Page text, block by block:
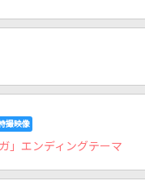
」エンディングテーマ